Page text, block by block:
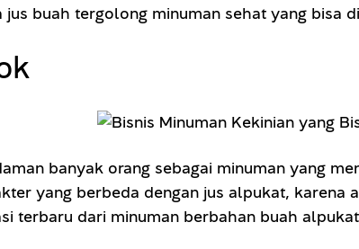
buah tergolong minuman sehat yang bisa
banyak orang sebagai minuman yang
yang berbeda dengan jus alpukat,
terbaru dari minuman berbahan buah